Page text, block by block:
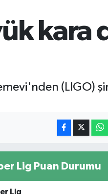
kara
(LIGO)
Lig Puan Durumu
Lig